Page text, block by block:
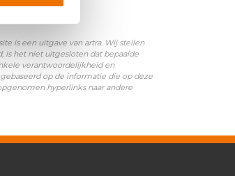
is een uitgave van artra. Wij stellen
is het niet uitgesloten dat bepaalde
verantwoordelijkheid en
op de informatie die op deze
hyperlinks naar andere